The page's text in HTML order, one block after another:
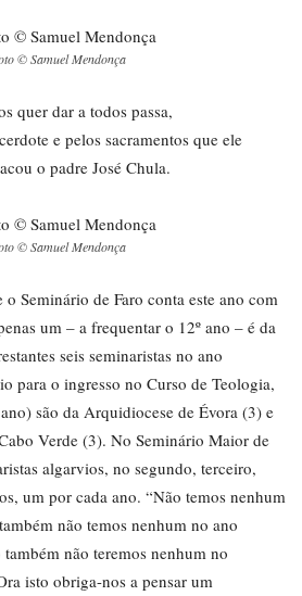
© Samuel Mendonça
quer dar a todos passa,
e pelos sacramentos que ele
o padre José Chula.
© Samuel Mendonça
Seminário de Faro conta este ano com
um – a frequentar o 12º ano – é da
seis seminaristas no ano
para o ingresso no Curso de Teologia,
são da Arquidiocese de Évora (3) e
Verde (3). No Seminário Maior de
algarvios, no segundo, terceiro,
um por cada ano. “Não temos nenhum
não temos nenhum no ano
não teremos nenhum no
isto obriga-nos a pensar um